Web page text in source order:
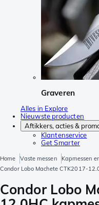
Graveren
Alles in Explore
Nieuwste producten
Aftikkers, acties &
Klantenservice
Get Smarter
Home Vaste messen
Kapmessen
Condor Lobo Machete CTK2017-
Condor Lobo